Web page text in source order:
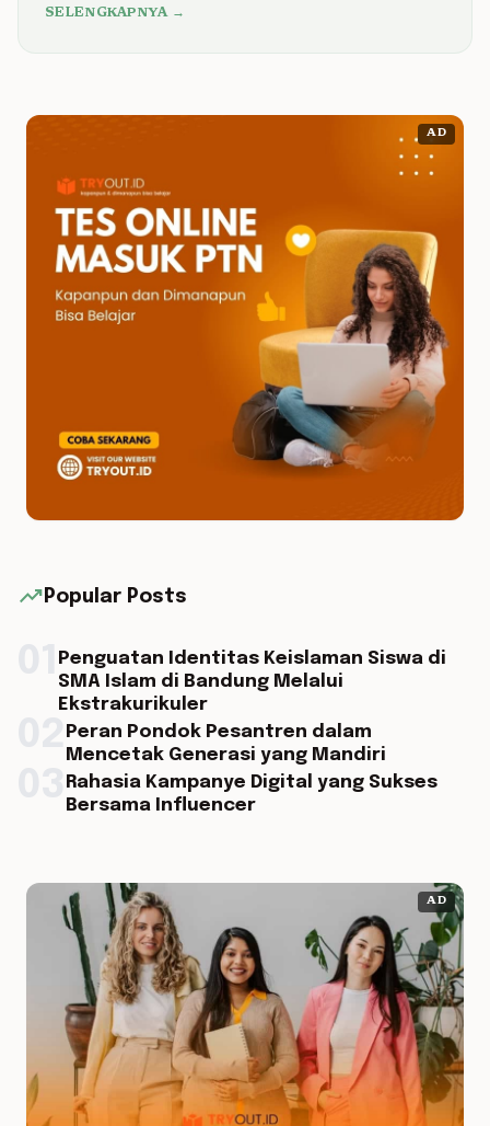
SELENGKAPNYA →
AD
trending_up Popular Posts
Penguatan Identitas Keislaman Siswa di
SMA Islam di Bandung Melalui
Ekstrakurikuler
Peran Pondok Pesantren dalam
Mencetak Generasi yang Mandiri
Rahasia Kampanye Digital yang Sukses
Bersama Influencer
AD